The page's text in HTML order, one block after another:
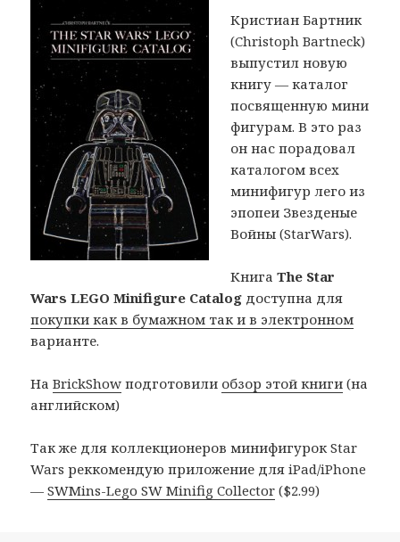
Кристиан Бартник
(Christoph Bartneck)
выпустил новую
книгу — каталог
посвященную мини
фигурам. В это раз
он нас порадовал
каталогом всех
минифигур лего из
эпопеи Звезденые
Войны (StarWars).
КнигаThe Star
Wars LEGO Minifigure Catalog доступна для
покупки как в бумажном так и в электронном
варианте.
НаBrickShow подготовили обзор этой книги (на
английском)
Так же для коллекционеров минифигурок Star
Wars реккомендую приложение для iPad/iPhone
—SWMins-Lego SW Minifig Collector ($2.99)